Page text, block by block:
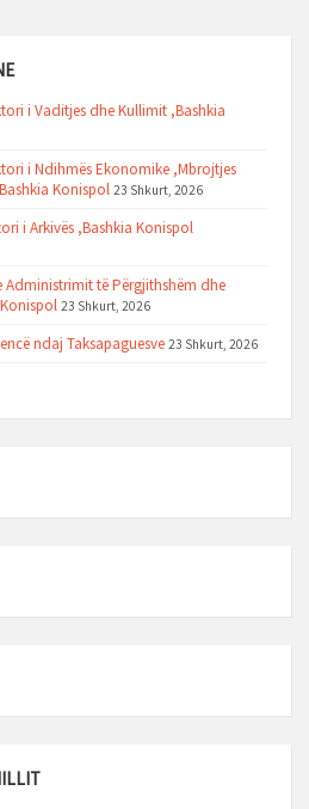
i Vaditjes dhe Kullimit ,Bashkia
i Ndihmës Ekonomike ,Mbrojtjes
Konispol 23 Shkurt, 2026
i Arkivës ,Bashkia Konispol
Administrimit të Përgjithshëm dhe
23 Shkurt, 2026
ndaj Taksapaguesve 23 Shkurt, 2026